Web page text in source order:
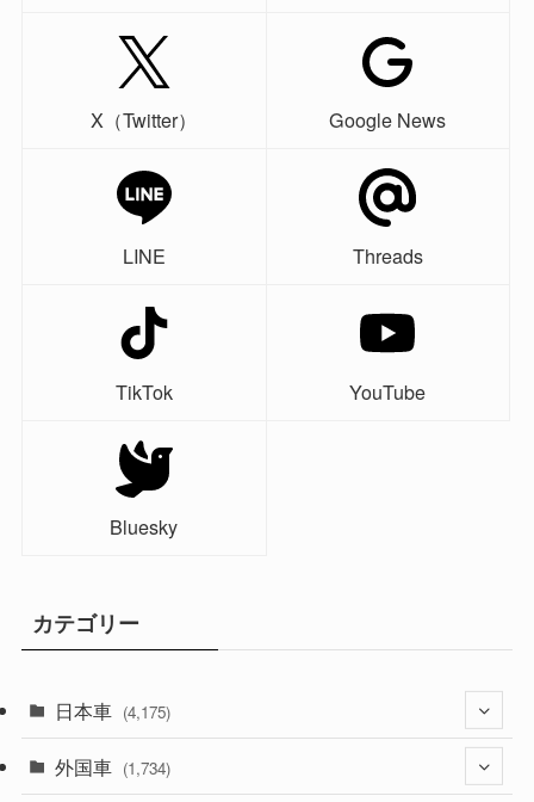
X（Twitter） Google News
LINE Threads
TikTok YouTube
Bluesky
カテゴリー
日本車 (4,175)
(1,321)
外国車 (1,734)